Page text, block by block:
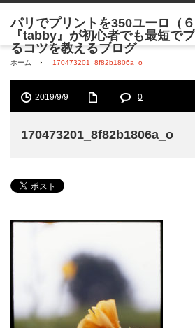
ホーム 170473201_8f82b1806a_o
2019/9/9 0
170473201_8f82b1806a_o